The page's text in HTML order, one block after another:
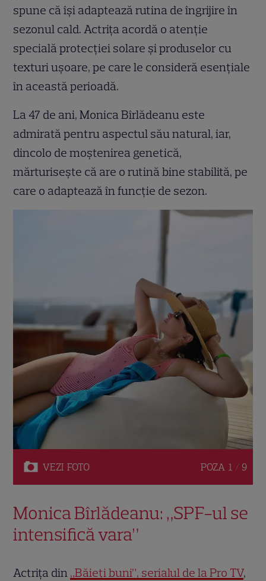
spune că își adaptează rutina de îngrijire în
sezonul cald. Actrița acordă o atenție
specială protecției solare și produselor cu
texturi ușoare, pe care le consideră esențiale
în această perioadă.
La 47 de ani, Monica Bîrlădeanu este
admirată pentru aspectul său natural, iar,
dincolo de moștenirea genetică,
mărturisește că are o rutină bine stabilită, pe
care o adaptează în funcție de sezon.
VEZI FOTO POZA 1 / 9
Monica Bîrlădeanu: „SPF-ul se
intensifică vara”
Actrița din „Băieți buni”, serialul de la Pro TV,